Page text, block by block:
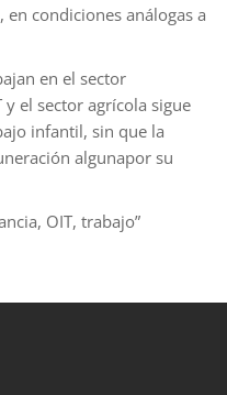
condiciones análogas a
en el sector
el sector agrícola sigue
infantil, sin que la
algunapor su
OIT, trabajo”